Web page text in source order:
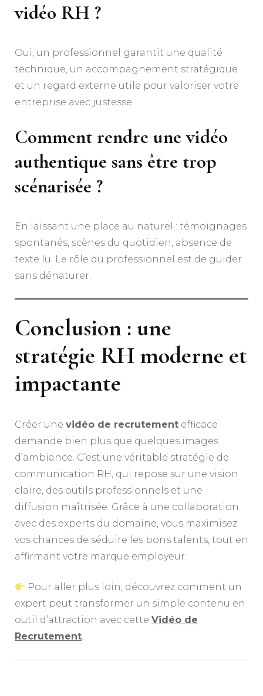
vidéo RH ?
Oui, un professionnel garantit une qualité
technique, un accompagnement stratégique
et un regard externe utile pour valoriser votre
entreprise avec justesse.
Comment rendre une vidéo
authentique sans être trop
scénarisée ?
En laissant une place au naturel : témoignages
spontanés, scènes du quotidien, absence de
texte lu. Le rôle du professionnel est de guider
sans dénaturer.
Conclusion : une
stratégie RH moderne et
impactante
Créer une vidéo de recrutement efficace
demande bien plus que quelques images
d’ambiance. C’est une véritable stratégie de
communication RH, qui repose sur une vision
claire, des outils professionnels et une
diffusion maîtrisée. Grâce à une collaboration
avec des experts du domaine, vous maximisez
vos chances de séduire les bons talents, tout en
affirmant votre marque employeur.
Pour aller plus loin, découvrez comment un
expert peut transformer un simple contenu en
outil d’attraction avec cette Vidéo de
Recrutement.